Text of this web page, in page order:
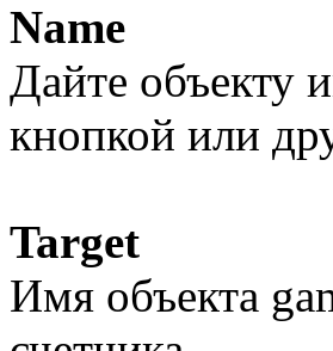
Name
Дайте объекту
кнопкой или
Target
Имя объекта